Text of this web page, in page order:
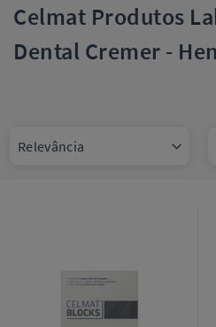
Henry Schein
Cremer
Celmat Produtos
Dental Cremer -